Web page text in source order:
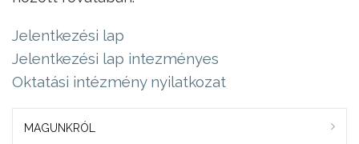
Je­lent­ke­zé­si lap
Je­lent­ke­zé­si lap in­tez­mé­nyes
Ok­ta­tá­si in­téz­mény nyi­lat­ko­zat
MAGUNKRÓL